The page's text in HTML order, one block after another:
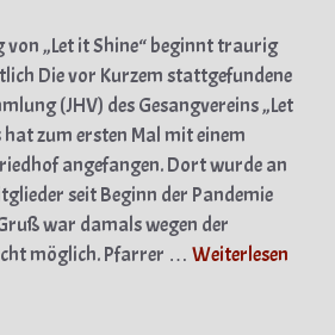
„Let it Shine“ beginnt traurig
Die vor Kurzem stattgefundene
(JHV) des Gesangvereins „Let
hat zum ersten Mal mit einem
angefangen. Dort wurde an
seit Beginn der Pandemie
war damals wegen der
möglich. Pfarrer … Weiterlesen